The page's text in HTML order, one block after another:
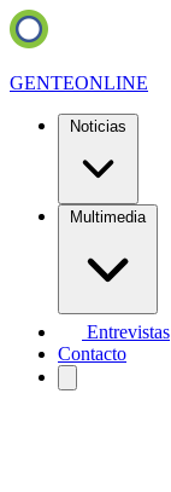
GENTEONLINE
Noticias
Multimedia
Entrevistas
Contacto